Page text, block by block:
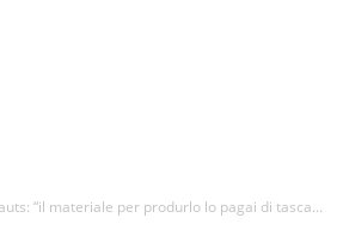
“il materiale per produrlo lo pagai di tasca...